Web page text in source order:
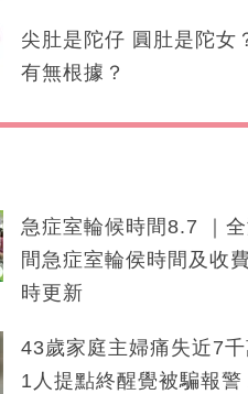
尖肚是陀仔 圓肚是陀女
有無根據？
急症室輪候時間8.7 ｜
間急症室輪侯時間及收
時更新
43歲家庭主婦痛失近7
1人提點終醒覺被騙報警